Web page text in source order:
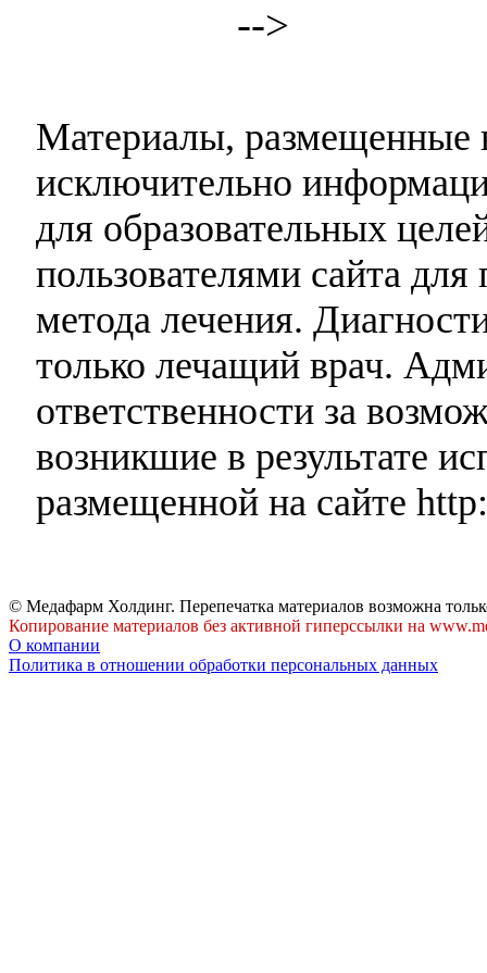
-->
Материалы, размещенные
исключительно
для образовательных
пользователями сайта
метода лечения.
только лечащий врач.
ответственности за
возникшие в результате
размещенной на сайте
© Медафарм Холдинг. Перепечатка материалов возможна
Копирование материалов без активной гиперссылки на
О компании
Политика в отношении обработки персональных данных